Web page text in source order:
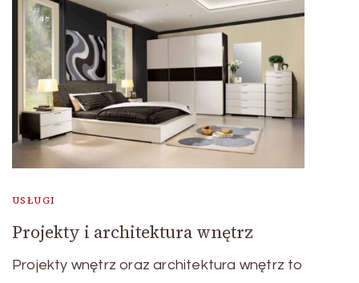
USŁUGI
Projekty i architektura wnętrz
Projekty wnętrz oraz architektura wnętrz to